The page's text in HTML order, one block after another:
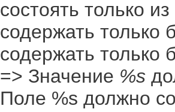
состоять только
содержать
содержать только
=> Значение %s
Поле %s должно